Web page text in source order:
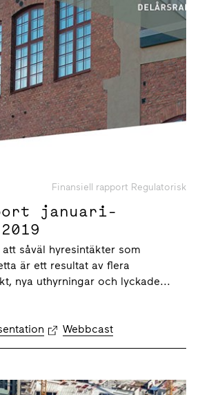
Finansiell rapport Regulatorisk
januari-
såväl hyresintäkter som
är ett resultat av flera
nya uthyrningar och lyckade...
Webbcast